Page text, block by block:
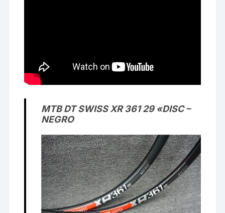
MTB DT SWISS XR 361 29 «DISC –
NEGRO